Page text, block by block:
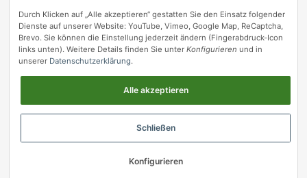
Vertrag widerrufen
© vetmedpro.de• * Alle Preise inkl. gesetzlicher USt., zzgl.Versand.
Umsetzung durch Themeart• Powered by
Durch Klicken auf „Alle akzeptieren“ gestatten Sie den Einsatz folgender
Dienste auf unserer Website: YouTube, Vimeo, Google Map, ReCaptcha,
Brevo. Sie können die Einstellung jederzeit ändern (Fingerabdruck-Icon
links unten). Weitere Details finden Sie unter Konfigurieren und in
unserer Datenschutzerklärung.
Alle akzeptieren
Schließen
Konfigurieren